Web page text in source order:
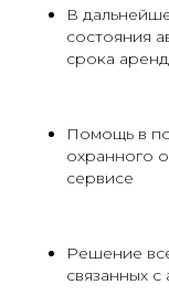
В
состояния
срока
Помощь в
охранного
сервисе
Решение
связанных